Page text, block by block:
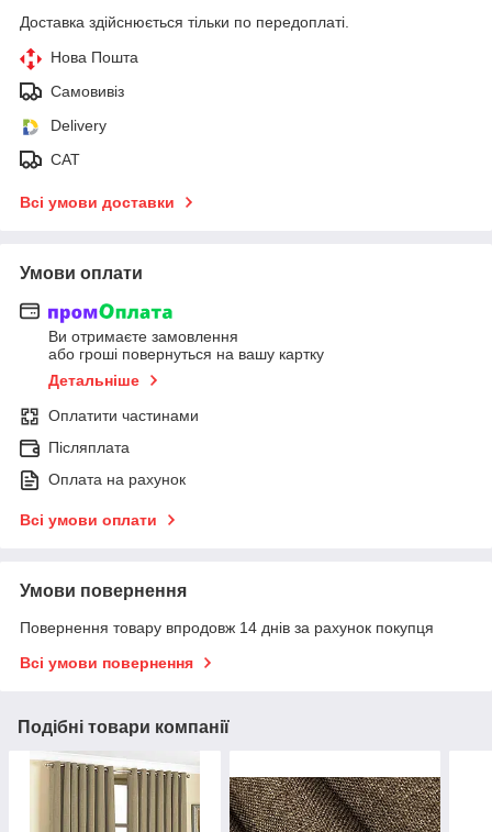
Доставка здійснюється тільки по передоплаті.
Нова Пошта
Самовивіз
Delivery
САТ
Всі умови доставки
Умови оплати
Ви отримаєте замовлення
або гроші повернуться на вашу картку
Детальніше
Оплатити частинами
Післяплата
Оплата на рахунок
Всі умови оплати
Умови повернення
Повернення товару впродовж 14 днів за рахунок покупця
Всі умови повернення
Подібні товари компанії